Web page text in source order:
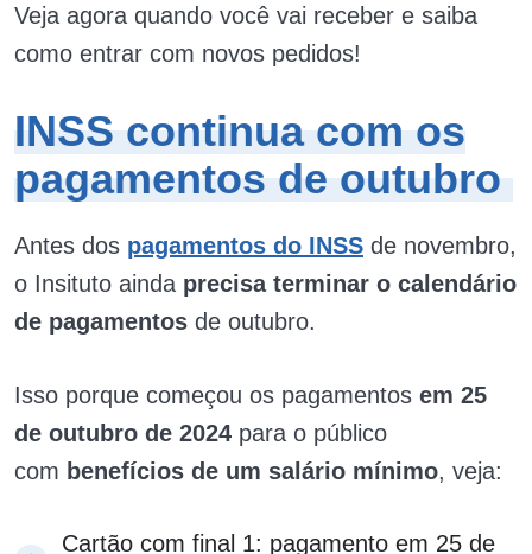
Veja agora quando você vai receber e saiba
como entrar com novos pedidos!
INSS continua com os
pagamentos de outubro
Antes dos pagamentos do INSS de novembro,
o Insituto ainda precisa terminar o calendário
de pagamentos de outubro.
Isso porque começou os pagamentos em 25
de outubro de 2024 para o público
com benefícios de um salário mínimo, veja:
Cartão com final 1: pagamento em 25 de